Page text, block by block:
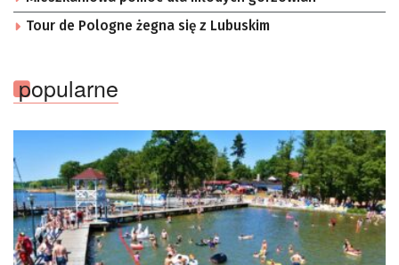
Tour de Pologne żegna się z Lubuskim
popularne